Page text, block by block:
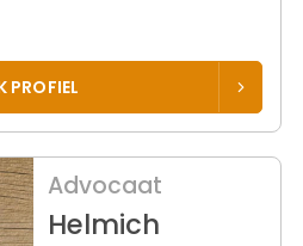
PROFIEL
Advocaat
Helmich